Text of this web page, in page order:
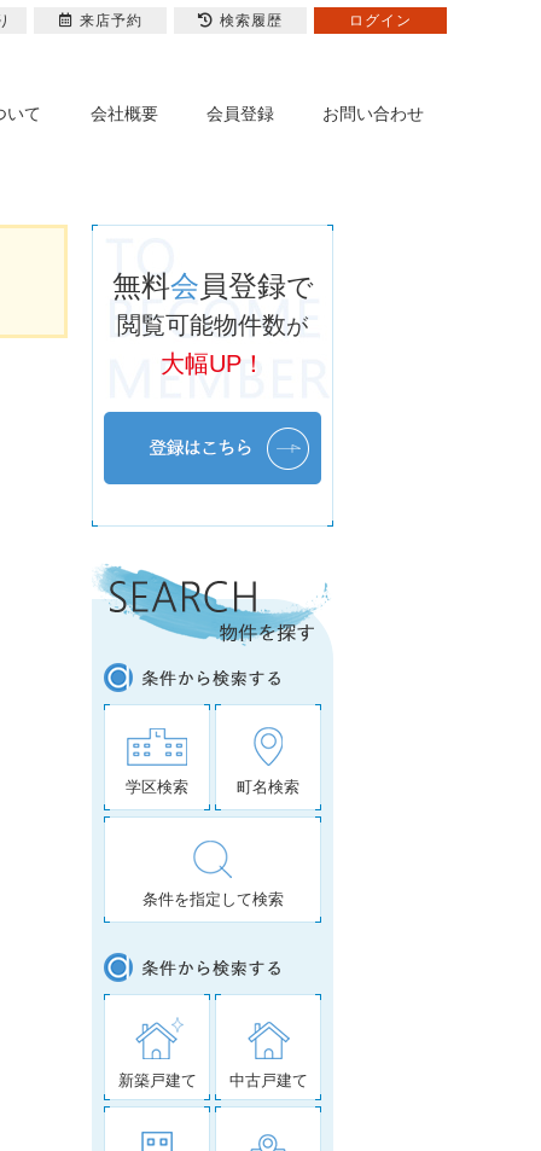
いて 会社概要 会員登録 お問い合わせ
無料会員登録で
閲覧可能物件数が
大幅UP！
学区検索 町名検索
条件を指定して検索
新築戸建て 中古戸建て
来店予約 検索履歴 ログイン